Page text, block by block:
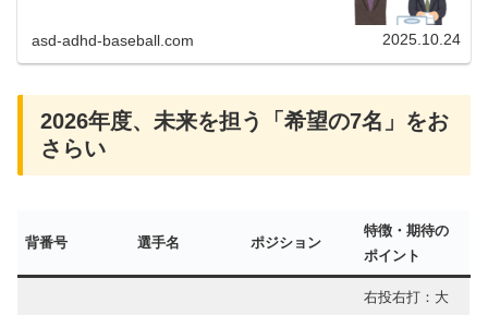
asd-adhd-baseball.com 2025.10.24
2026年度、未来を担う「希望の7名」をお
さらい
背番号 選手名 ポジション
特徴・期待の
ポイント
右投右打：大